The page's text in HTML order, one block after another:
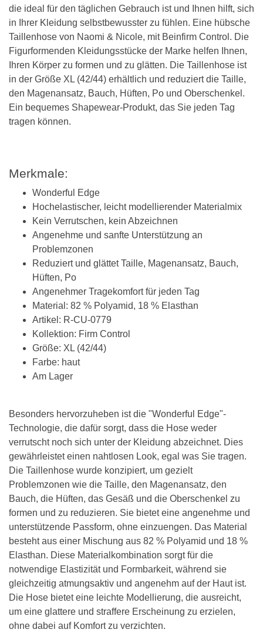
die ideal für den täglichen Gebrauch ist und Ihnen hilft, sich
in Ihrer Kleidung selbstbewusster zu fühlen. Eine hübsche
Taillenhose von Naomi & Nicole, mit Beinfirm Control. Die
Figurformenden Kleidungsstücke der Marke helfen Ihnen,
Ihren Körper zu formen und zu glätten. Die Taillenhose ist
in der Größe XL (42/44) erhältlich und reduziert die Taille,
den Magenansatz, Bauch, Hüften, Po und Oberschenkel.
Ein bequemes Shapewear-Produkt, das Sie jeden Tag
tragen können.
Merkmale:
Wonderful Edge
Hochelastischer, leicht modellierender Materialmix
Kein Verrutschen, kein Abzeichnen
Angenehme und sanfte Unterstützung an
Problemzonen
Reduziert und glättet Taille, Magenansatz, Bauch,
Hüften, Po
Angenehmer Tragekomfort für jeden Tag
Material: 82 % Polyamid, 18 % Elasthan
Artikel: R-CU-0779
Kollektion: Firm Control
Größe: XL (42/44)
Farbe: haut
Am Lager
Besonders hervorzuheben ist die "Wonderful Edge"-
Technologie, die dafür sorgt, dass die Hose weder
verrutscht noch sich unter der Kleidung abzeichnet. Dies
gewährleistet einen nahtlosen Look, egal was Sie tragen.
Die Taillenhose wurde konzipiert, um gezielt
Problemzonen wie die Taille, den Magenansatz, den
Bauch, die Hüften, das Gesäß und die Oberschenkel zu
formen und zu reduzieren. Sie bietet eine angenehme und
unterstützende Passform, ohne einzuengen. Das Material
besteht aus einer Mischung aus 82 % Polyamid und 18 %
Elasthan. Diese Materialkombination sorgt für die
notwendige Elastizität und Formbarkeit, während sie
gleichzeitig atmungsaktiv und angenehm auf der Haut ist.
Die Hose bietet eine leichte Modellierung, die ausreicht,
um eine glattere und straffere Erscheinung zu erzielen,
ohne dabei auf Komfort zu verzichten.